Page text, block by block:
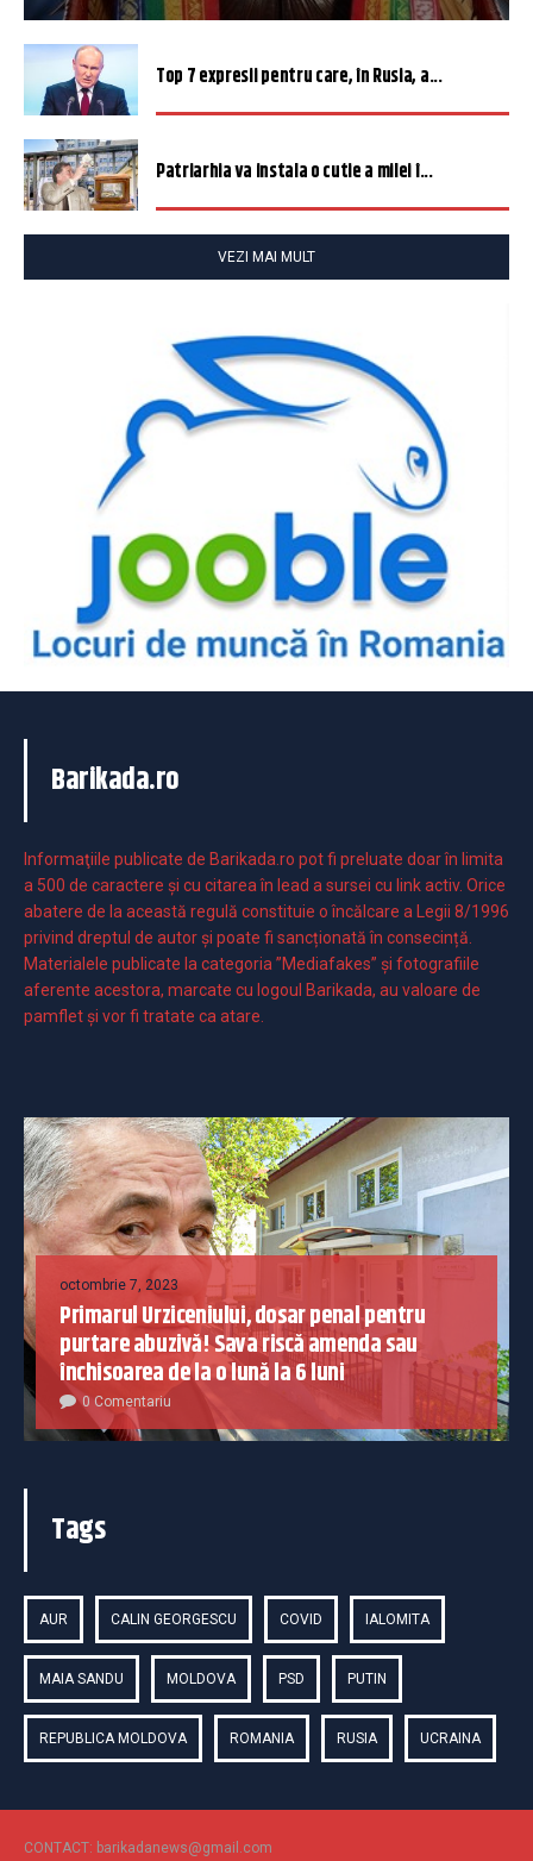
Top 7 expresii pentru care, în Rusia, a...
Patriarhia va instala o cutie a milei î...
VEZI MAI MULT
Barikada.ro
Informaţiile publicate de Barikada.ro pot fi preluate doar în limita
a 500 de caractere şi cu citarea în lead a sursei cu link activ. Orice
abatere de la această regulă constituie o încălcare a Legii 8/1996
privind dreptul de autor și poate fi sancționată în consecință.
Materialele publicate la categoria ”Mediafakes” și fotografiile
aferente acestora, marcate cu logoul Barikada, au valoare de
pamflet și vor fi tratate ca atare.
octombrie 7, 2023
Primarul Urziceniului, dosar penal pentru
purtare abuzivă! Sava riscă amenda sau
închisoarea de la o lună la 6 luni
0 Comentariu
Tags
AUR CALIN GEORGESCU COVID IALOMITA
MAIA SANDU MOLDOVA PSD PUTIN
REPUBLICA MOLDOVA ROMANIA RUSIA UCRAINA
CONTACT: barikadanews@gmail.com